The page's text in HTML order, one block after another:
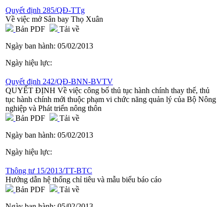
Quyết định 285/QĐ-TTg
Về việc mở Sân bay Thọ Xuân
Bản PDF
Tải về
Ngày ban hành: 05/02/2013
Ngày hiệu lực:
Quyết định 242/QĐ-BNN-BVTV
QUYẾT ĐỊNH Về việc công bố thủ tục hành chính thay thế, thủ
tục hành chính mới thuộc phạm vi chức năng quản lý của Bộ Nông
nghiệp và Phát triển nông thôn
Bản PDF
Tải về
Ngày ban hành: 05/02/2013
Ngày hiệu lực:
Thông tư 15/2013/TT-BTC
Hướng dẫn hệ thống chỉ tiêu và mẫu biểu báo cáo
Bản PDF
Tải về